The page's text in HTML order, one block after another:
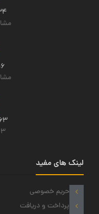
لینک های مفید
حریم خصوصی
پرداخت و دریافت